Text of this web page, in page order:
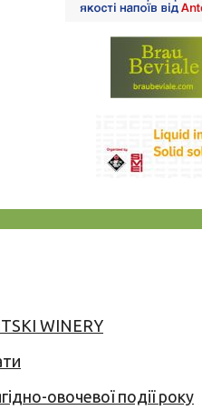
WINERY
овочевої події року